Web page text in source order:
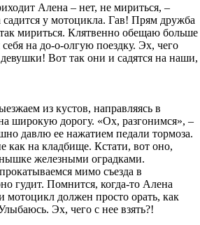
Алена – нет, не мириться, –
садится у мотоцикла. Гав! Прям дружба
так мириться. Клятвенно обещаю больше
себя на до-о-олгую поездку. Эх, чего
Вот так они и садятся на наши,
из кустов, направляясь в
широкую дорогу. «Ох, разгонимся», –
давлю ее нажатием педали тормоза.
как на кладбище. Кстати, вот оно,
железными оградками.
мимо съезда в
гудит. Помнится, когда-то Алена
мотоцикл должен просто орать, как
Эх, чего с нее взять?!